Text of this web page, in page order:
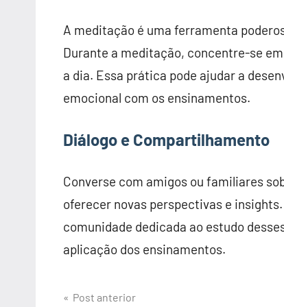
A meditação é uma ferramenta
Durante a meditação, concentre-se
a dia. Essa prática pode ajudar a
emocional com os ensinamentos.
Diálogo e Compartilhamento
Converse com amigos ou familiares
oferecer novas perspectivas e
comunidade dedicada ao estudo
aplicação dos ensinamentos.
Navegação
Post anterior